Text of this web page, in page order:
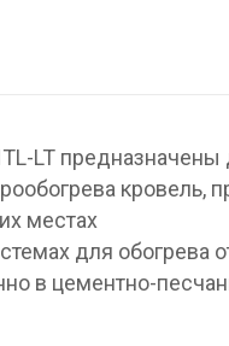
LT предназначены
местах
для обогрева
в цементно-